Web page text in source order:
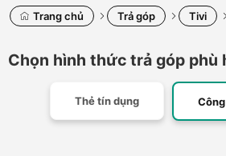
Trang chủ Trả góp Tivi
Chọn hình thức trả góp phù
Thẻ tín dụng